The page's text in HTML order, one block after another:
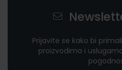
Prijavite se kako bi
proizvodima i